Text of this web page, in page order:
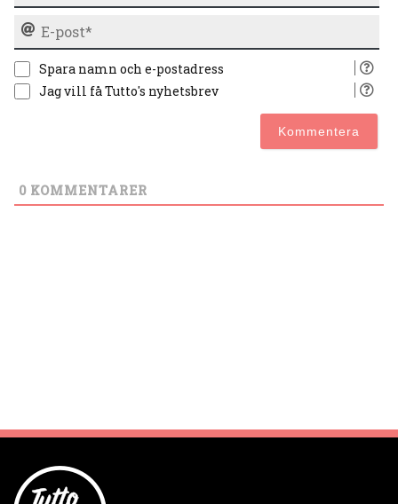
Spara namn och e-postadress
Jag vill få Tutto's nyhetsbrev
0 KOMMENTARER